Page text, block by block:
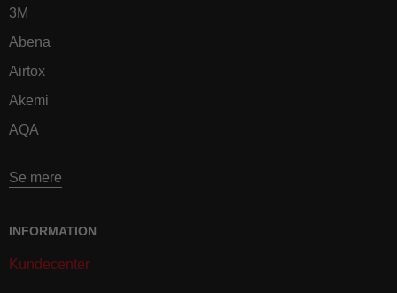
3M
Abena
Airtox
Akemi
AQA
Se mere
INFORMATION
Kundecenter